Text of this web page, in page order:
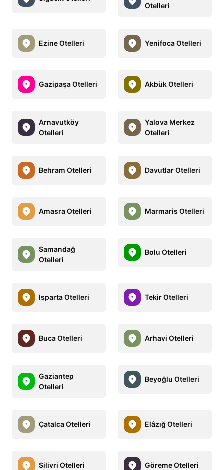
Otelleri
Ezine Otelleri Yenifoca Otelleri
Gazipaşa Otelleri Akbük Otelleri
Arnavutköy
Otelleri
Yalova Merkez
Otelleri
Behram Otelleri Davutlar Otelleri
Amasra Otelleri Marmaris Otelleri
Samandağ
Otelleri
Bolu Otelleri
Isparta Otelleri Tekir Otelleri
Buca Otelleri Arhavi Otelleri
Gaziantep
Otelleri
Beyoğlu Otelleri
Çatalca Otelleri Elâzığ Otelleri
Silivri Otelleri Göreme Otelleri